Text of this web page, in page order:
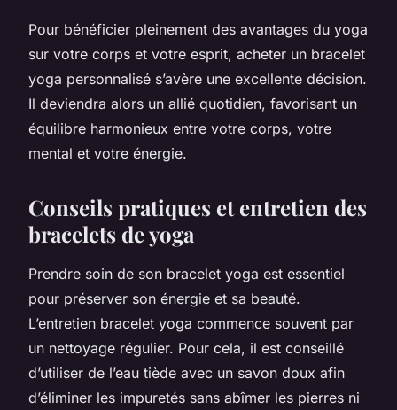
Pour bénéficier pleinement des avantages du yoga
sur votre corps et votre esprit, acheter un bracelet
yoga personnalisé s’avère une excellente décision.
Il deviendra alors un allié quotidien, favorisant un
équilibre harmonieux entre votre corps, votre
mental et votre énergie.
Conseils pratiques et entretien des
bracelets de yoga
Prendre soin de son bracelet yoga est essentiel
pour préserver son énergie et sa beauté.
L’entretien bracelet yoga commence souvent par
un nettoyage régulier. Pour cela, il est conseillé
d’utiliser de l’eau tiède avec un savon doux afin
d’éliminer les impuretés sans abîmer les pierres ni